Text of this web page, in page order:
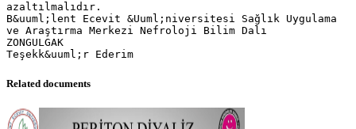
Related documents